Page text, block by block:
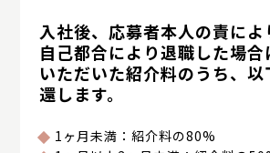
入社後、応募者本人の責に
自己都合により退職した場合
いただいた紹介料のうち、
還します。
1ヶ月未満：紹介料の80%